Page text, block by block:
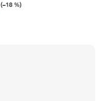
(–18 %)